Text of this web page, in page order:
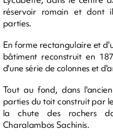
réservoir romain et dont
parties.
En forme rectangulaire et
bâtiment reconstruit en
d'une série de colonnes et
Tout au fond, dans
parties du toit construit par
la chute des rochers
Charalambos Sachinis.